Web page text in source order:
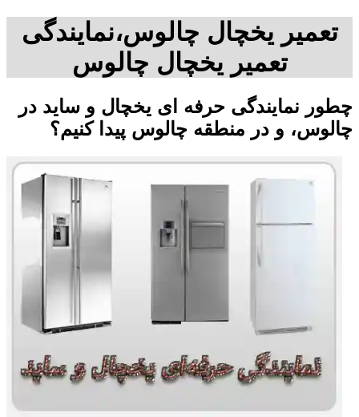
تعمیر یخچال چالوس،نمایندگی
تعمیر یخچال چالوس
چطور نمایندگی حرفه ای یخچال و ساید در
چالوس، و در منطقه چالوس پیدا کنیم؟